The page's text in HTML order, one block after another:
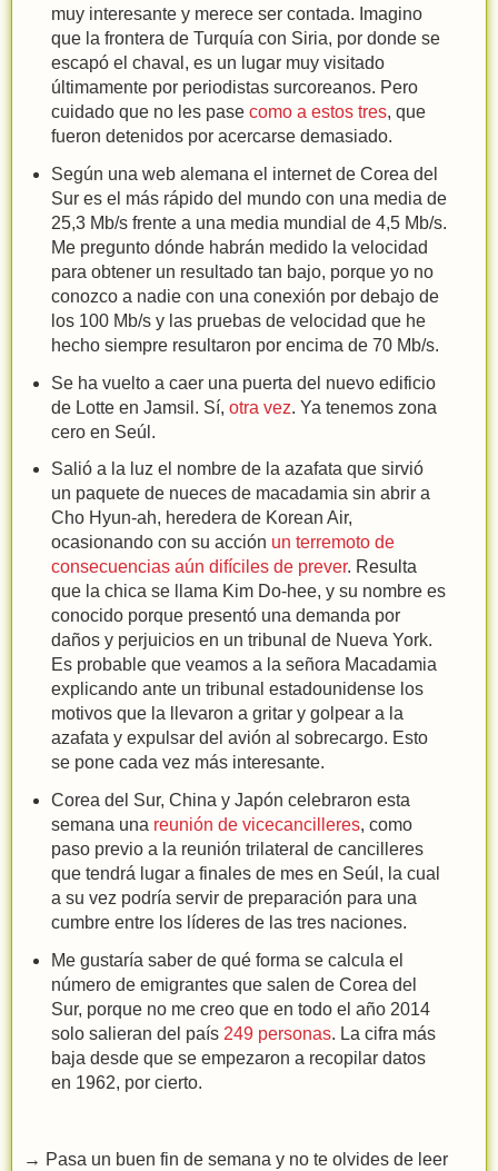
muy interesante y merece ser contada. Imagino
que la frontera de Turquía con Siria, por donde se
escapó el chaval, es un lugar muy visitado
últimamente por periodistas surcoreanos. Pero
cuidado que no les pase como a estos tres, que
fueron detenidos por acercarse demasiado.
Según una web alemana el internet de Corea del
Sur es el más rápido del mundo con una media de
25,3 Mb/s frente a una media mundial de 4,5 Mb/s.
Me pregunto dónde habrán medido la velocidad
para obtener un resultado tan bajo, porque yo no
conozco a nadie con una conexión por debajo de
los 100 Mb/s y las pruebas de velocidad que he
hecho siempre resultaron por encima de 70 Mb/s.
Se ha vuelto a caer una puerta del nuevo edificio
de Lotte en Jamsil. Sí, otra vez. Ya tenemos zona
cero en Seúl.
Salió a la luz el nombre de la azafata que sirvió
un paquete de nueces de macadamia sin abrir a
Cho Hyun-ah, heredera de Korean Air,
ocasionando con su acción un terremoto de
consecuencias aún difíciles de prever. Resulta
que la chica se llama Kim Do-hee, y su nombre es
conocido porque presentó una demanda por
daños y perjuicios en un tribunal de Nueva York.
Es probable que veamos a la señora Macadamia
explicando ante un tribunal estadounidense los
motivos que la llevaron a gritar y golpear a la
azafata y expulsar del avión al sobrecargo. Esto
se pone cada vez más interesante.
Corea del Sur, China y Japón celebraron esta
semana una reunión de vicecancilleres, como
paso previo a la reunión trilateral de cancilleres
que tendrá lugar a finales de mes en Seúl, la cual
a su vez podría servir de preparación para una
cumbre entre los líderes de las tres naciones.
Me gustaría saber de qué forma se calcula el
número de emigrantes que salen de Corea del
Sur, porque no me creo que en todo el año 2014
solo salieran del país 249 personas. La cifra más
baja desde que se empezaron a recopilar datos
en 1962, por cierto.
→ Pasa un buen fin de semana y no te olvides de leer